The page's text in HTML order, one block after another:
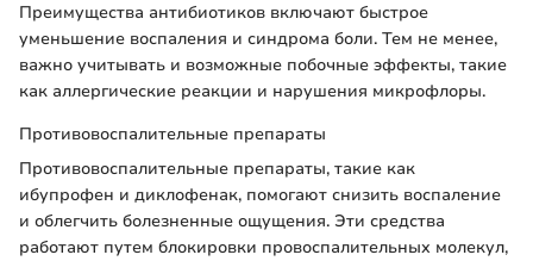
Преимущества антибиотиков включают быстрое
уменьшение воспаления и синдрома боли. Тем не менее,
важно учитывать и возможные побочные эффекты, такие
как аллергические реакции и нарушения микрофлоры.
Противовоспалительные препараты
Противовоспалительные препараты, такие как
ибупрофен и диклофенак, помогают снизить воспаление
и облегчить болезненные ощущения. Эти средства
работают путем блокировки провоспалительных молекул,